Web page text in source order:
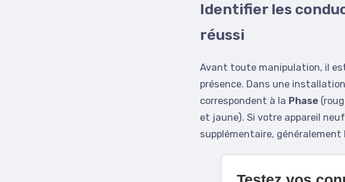
Identifier les
réussi
Avant toute manipulation, il
présence. Dans une
correspondent à la Phase
et jaune). Si votre appareil
supplémentaire, généralement